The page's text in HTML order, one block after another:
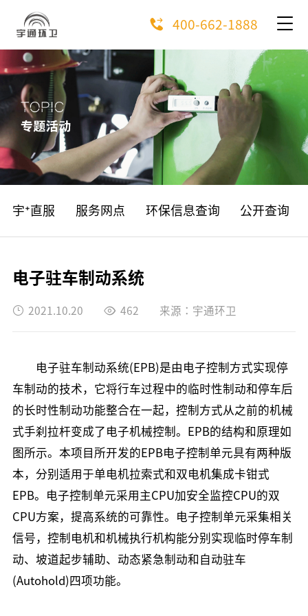
400-662-1888
宇⁺直服 服务网点 环保信息查询 公开查询
电子驻车制动系统
2021.10.20 462 来源：宇通环卫
电子驻车制动系统(EPB)是由电子控制方式实现停
车制动的技术，它将行车过程中的临时性制动和停车后
的长时性制动功能整合在一起，控制方式从之前的机械
式手刹拉杆变成了电子机械控制。EPB的结构和原理如
图所示。本项目所开发的EPB电子控制单元具有两种版
本，分别适用于单电机拉索式和双电机集成卡钳式
EPB。电子控制单元采用主CPU加安全监控CPU的双
CPU方案，提高系统的可靠性。电子控制单元采集相关
信号，控制电机和机械执行机构能分别实现临时停车制
动、坡道起步辅助、动态紧急制动和自动驻车
(Autohold)四项功能。